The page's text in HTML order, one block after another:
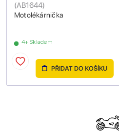
Motolékárnička
(AB1644)
4+ Skladem
PŘIDAT DO KOŠÍKU